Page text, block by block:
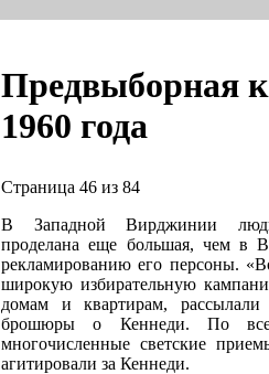
Предвыборная
1960 года
Страница 46 из 84
В Западной Вирджинии
проделана еще большая, чем в
рекламированию его персоны.
широкую избирательную
домам и квартирам,
брошюры о Кеннеди. По
многочисленные светские
агитировали за Кеннеди.